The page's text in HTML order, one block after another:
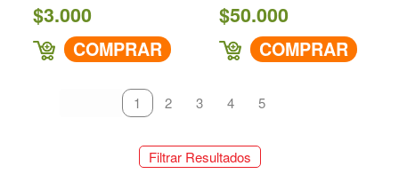
$3.000
COMPRAR
$50.000
COMPRAR
anterior
1 2 3 4 5
Filtrar Resultados